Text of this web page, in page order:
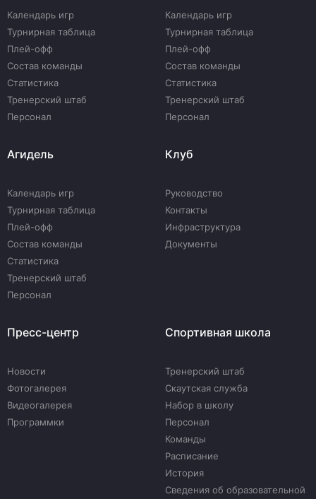
Календарь игр
Турнирная таблица
Плей-офф
Состав команды
Статистика
Тренерский штаб
Персонал
Календарь игр
Турнирная таблица
Плей-офф
Состав команды
Статистика
Тренерский штаб
Персонал
Агидель
Календарь игр
Турнирная таблица
Плей-офф
Состав команды
Статистика
Тренерский штаб
Персонал
Клуб
Руководство
Контакты
Инфраструктура
Документы
Пресс-центр
Новости
Фотогалерея
Видеогалерея
Программки
Спортивная школа
Тренерский штаб
Скаутская служба
Набор в школу
Персонал
Команды
Расписание
История
Сведения об образовательной